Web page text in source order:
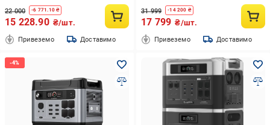
22 000 -6 771.10 ₴
15 228.90 ₴/шт.
Привеземо Доставимо
31 999 -14 200 ₴
17 799 ₴/шт.
Привеземо Доставимо